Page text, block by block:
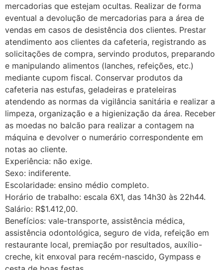
mercadorias que estejam ocultas. Realizar de forma
eventual a devolução de mercadorias para a área de
vendas em casos de desistência dos clientes. Prestar
atendimento aos clientes da cafeteria, registrando as
solicitações de compra, servindo produtos, preparando
e manipulando alimentos (lanches, refeições, etc.)
mediante cupom fiscal. Conservar produtos da
cafeteria nas estufas, geladeiras e prateleiras
atendendo as normas da vigilância sanitária e realizar a
limpeza, organização e a higienização da área. Receber
as moedas no balcão para realizar a contagem na
máquina e devolver o numerário correspondente em
notas ao cliente.
Experiência: não exige.
Sexo: indiferente.
Escolaridade: ensino médio completo.
Horário de trabalho: escala 6X1, das 14h30 às 22h44.
Salário: R$1.412,00.
Benefícios: vale-transporte, assistência médica,
assistência odontológica, seguro de vida, refeição em
restaurante local, premiação por resultados, auxílio-
creche, kit enxoval para recém-nascido, Gympass e